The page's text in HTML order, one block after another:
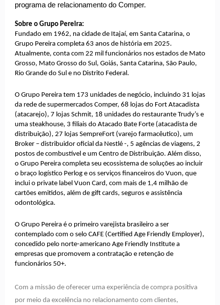
programa de relacionamento do Comper.
Sobre o Grupo Pereira:
Fundado em 1962, na cidade de Itajaí, em Santa Catarina, o
Grupo Pereira completa 63 anos de história em 2025.
Atualmente, conta com 22 mil funcionários nos estados de Mato
Grosso, Mato Grosso do Sul, Goiás, Santa Catarina, São Paulo,
Rio Grande do Sul e no Distrito Federal.
O Grupo Pereira tem 173 unidades de negócio, incluindo 31 lojas
da rede de supermercados Comper, 68 lojas do Fort Atacadista
(atacarejo), 7 lojas Schmit, 18 unidades do restaurante Trudy’s e
uma steakhouse, 3 filiais do Atacado Bate Forte (atacadista de
distribuição), 27 lojas SempreFort (varejo farmacêutico), um
Broker – distribuidor oficial da Nestlé -, 5 agências de viagens, 2
postos de combustível e um Centro de Distribuição. Além disso,
o Grupo Pereira completa seu ecossistema de soluções ao incluir
o braço logístico Perlog e os serviços financeiros do Vuon, que
inclui o private label Vuon Card, com mais de 1,4 milhão de
cartões emitidos, além de gift cards, seguros e assistência
odontológica.
O Grupo Pereira é o primeiro varejista brasileiro a ser
contemplado com o selo CAFE (Certified Age Friendly Employer),
concedido pelo norte-americano Age Friendly Institute a
empresas que promovem a contratação e retenção de
funcionários 50+.
Com a missão de oferecer uma experiência de compra positiva
por meio da excelência no relacionamento com clientes,